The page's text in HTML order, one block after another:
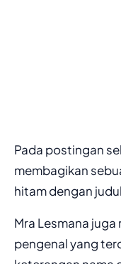
Pada postingan
membagikan
hitam dengan
Mra Lesmana
pengenal yang